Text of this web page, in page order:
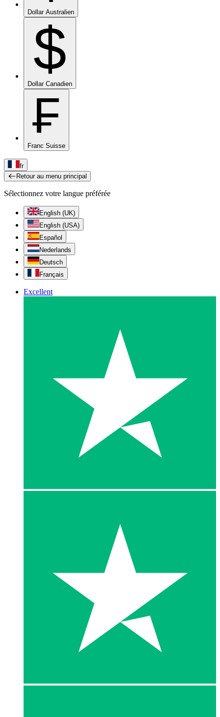
Dollar Australien
$
Dollar Canadien
₣
Franc Suisse
fr
Retour au menu principal
Sélectionnez votre langue préférée
English (UK)
English (USA)
Español
Nederlands
Deutsch
Français
Excellent